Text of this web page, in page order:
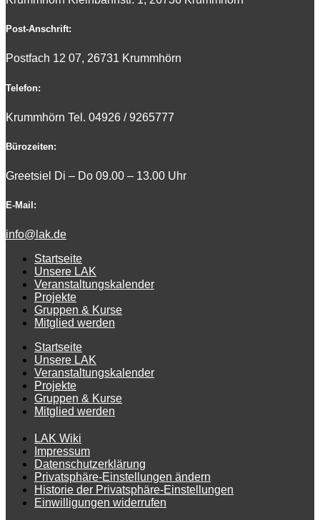
Post-Anschrift:
Postfach 12 07, 26731 Krummhörn
Telefon:
Krummhörn Tel. 04926 / 9265777
Bürozeiten:
Greetsiel Di – Do 09.00 – 13.00 Uhr
E-Mail:
info@lak.de
Startseite
Unsere LAK
Veranstaltungskalender
Projekte
Gruppen & Kurse
Mitglied werden
Startseite
Unsere LAK
Veranstaltungskalender
Projekte
Gruppen & Kurse
Mitglied werden
LAK Wiki
Impressum
Datenschutzerklärung
Privatsphäre-Einstellungen ändern
Historie der Privatsphäre-Einstellungen
Einwilligungen widerrufen